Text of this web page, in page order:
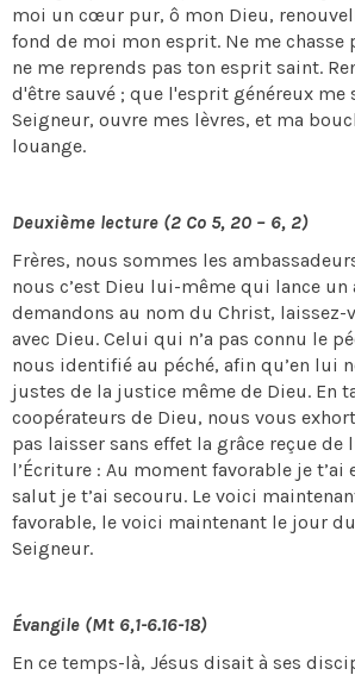
moi un cœur pur, ô mon Dieu,
fond de moi mon esprit. Ne me chasse
ne me reprends pas ton esprit saint.
d'être sauvé ; que l'esprit généreux me
Seigneur, ouvre mes lèvres, et ma
louange.
Deuxième lecture (2 Co 5, 20 – 6, 2)
Frères, nous sommes les
nous c’est Dieu lui-même qui lance un
demandons au nom du Christ, laissez-
avec Dieu. Celui qui n’a pas connu le
nous identifié au péché, afin qu’en lui
justes de la justice même de Dieu. En
coopérateurs de Dieu, nous vous
pas laisser sans effet la grâce reçue de
l’Écriture : Au moment favorable je t’ai
salut je t’ai secouru. Le voici
favorable, le voici maintenant le jour
Seigneur.
Évangile (Mt 6,1-6.16-18)
En ce temps-là, Jésus disait à ses